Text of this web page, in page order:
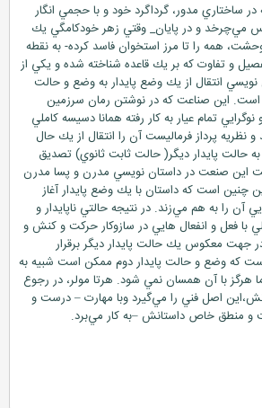
مدور، گرداگرد خود و با حجمي انگار
و در پايان_ وقتي زهر خودكامگي يك
همه را تا مرز استخوان فاسد كرده- به نقطه
و تفاوت كه بر يك قاعده شناخته شده و يكي از
انتقال از يك وضع پايدار به وضع و حالت
اين صناعت كه در نوشتن رمان سرزمين
تمام عيار به كار رفته همانا دسيسه كاملي
پرداز فرماليست آن را انتقال از يك حال
حالت پايدار ديگر( حالت ثابت ثانوي) تصديق
اين صنعت در داستان نويسي مدرن و پسا مدرن
چنين است كه داستان با يك وضع پايدار آغاز
را به هم مي‌زند. در نتيجه حالتي ناپايدار و
با فعل و انفعال هايي در سازوكار حركت و كنش و
معكوس يك حالت پايدار ديگر برقرار
كه وضع و حالت پايدار دوم ممكن است شبيه به
هرگز با آن همسان نمي شود. هرتا مولر، در رجوع
اصل فني را مي‌گيرد وبا مهارت – درست و
و منطق خاص داستانش –به كار مي‌برد.